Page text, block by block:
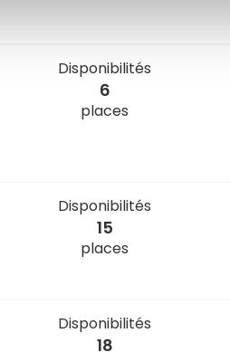
Disponibilités
6
places
Disponibilités
15
places
Disponibilités
18